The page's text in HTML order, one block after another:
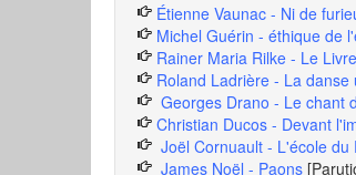
Étienne Vaunac - Ni de
Michel Guérin - éthique de
Rainer Maria Rilke - Le
Roland Ladrière - La danse
Georges Drano - Le chant
Christian Ducos - Devant
Joël Cornuault - L'école du
James Noël - Paons